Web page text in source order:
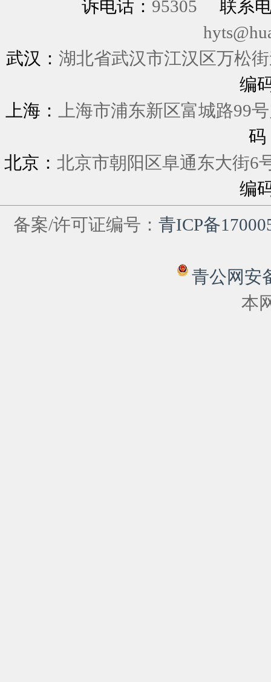
诉电话： 95305
联系
武汉： 湖北省武汉市江汉区万松
编
上海：
上海市浦东新区富
码
北京： 北京市朝阳区阜通东大
编
备案/许可证编号： 青ICP备
青公网安
本